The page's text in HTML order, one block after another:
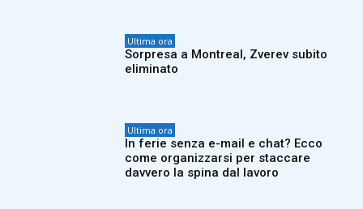
Ultima ora
Sorpresa a Montreal, Zverev subito
eliminato
Ultima ora
In ferie senza e-mail e chat? Ecco
come organizzarsi per staccare
davvero la spina dal lavoro